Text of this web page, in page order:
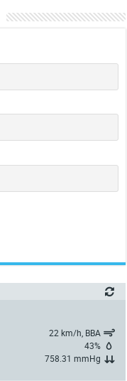
22 km/h, ΒΒΑ
43%
758.31 mmHg